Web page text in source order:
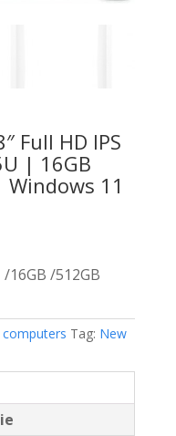
Full HD IPS
| 16GB
Windows 11
/16GB /512GB
Tag: New